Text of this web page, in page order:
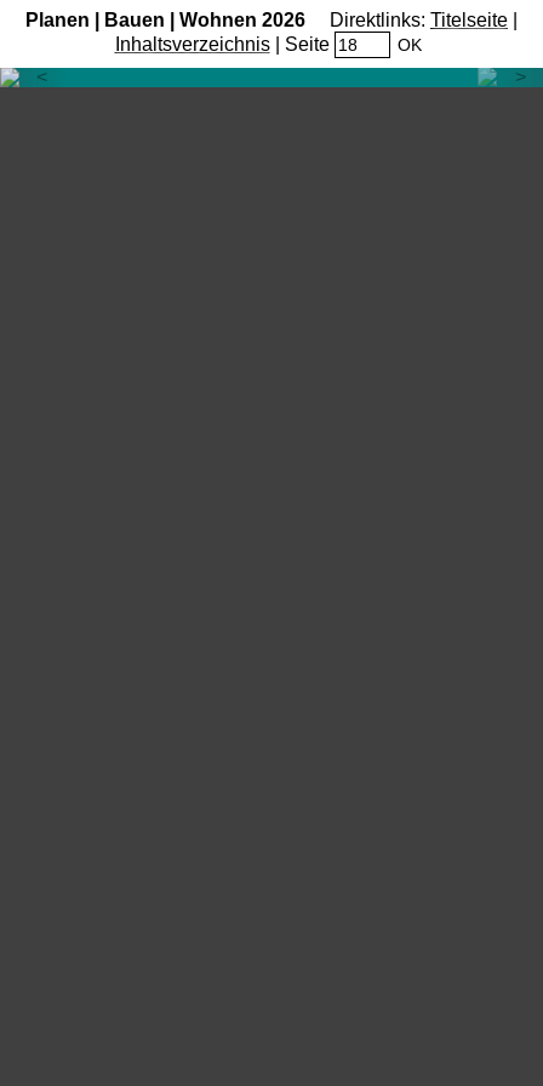
Planen | Bauen | Wohnen 2026 Direktlinks: Titelseite
Inhaltsverzeichnis| Seite OK